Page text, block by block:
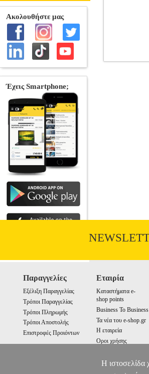
Παραγγελίες
Εξέλιξη Παραγγελίας
Τρόποι Παραγγελίας
Τρόποι Πληρωμής
Τρόποι Αποστολής
Επιστροφές Προιόντων
Εταιρία
Καταστήματα e-
shop points
Business To Business
Τα νέα του e-shop.gr
Η εταιρεία
Οροι χρήσης
Η ιστοσελίδα